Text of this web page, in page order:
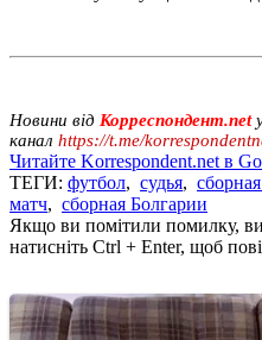
Новини від Корреспондент.net
канал https://t.me/
Читайте Korrespondent.net в
ТЕГИ: футбол, судья,
матч, сборная Болгарии
Якщо ви помітили помилку,
натисніть Ctrl + Enter, щоб